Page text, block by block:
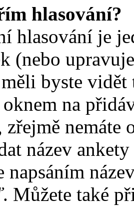
hlasování?
hlasování je
(nebo
měli byste
na
zřejmě
název
napsáním
. Můžete také